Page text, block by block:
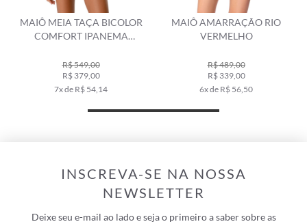
MAIÔ MEIA TAÇA BICOLOR
COMFORT IPANEMA
R$ 549,00
R$ 379,00
7x de R$ 54,14
MAIÔ AMARRAÇÃO RIO
VERMELHO
R$ 489,00
R$ 339,00
6x de R$ 56,50
INSCREVA-SE NA NOSSA
NEWSLETTER
Deixe seu e-mail ao lado e seja o primeiro a saber sobre as